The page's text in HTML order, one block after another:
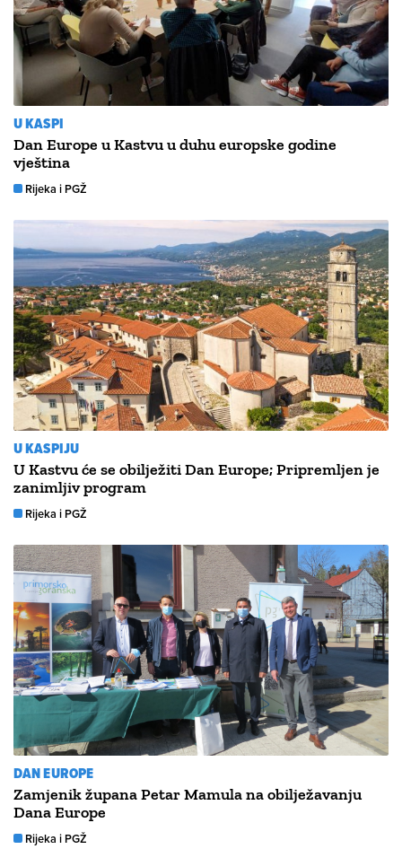
U KASPI
Dan Europe u Kastvu u duhu europske godine
vještina
Rijeka i PGŽ
U KASPIJU
U Kastvu će se obilježiti Dan Europe; Pripremljen je
zanimljiv program
Rijeka i PGŽ
DAN EUROPE
Zamjenik župana Petar Mamula na obilježavanju
Dana Europe
Rijeka i PGŽ